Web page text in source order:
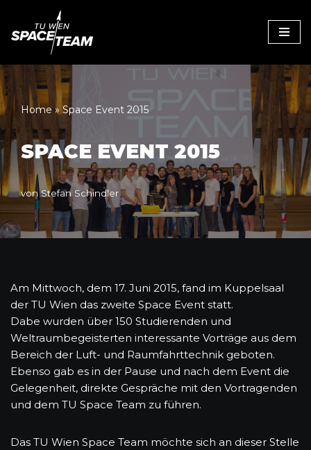
Zum
Home»Space Event 2015
SPACE EVENT 2015
vonStefan Schindler
Am Mittwoch, dem 17. Juni 2015, fand im Kuppelsaal
der TU Wien das zweite Space Event statt.
Dabe wurden über 150 Studierenden und
Weltraumbegeisterten interessante Vorträge aus dem
Bereich der Luft- und Raumfahrttechnik geboten.
Ebenso gab es in der Pause und nach dem Event die
Gelegenheit, direkte Gespräche mit den Vortragenden
und dem TU Space Team zu führen.
Das TU Wien Space Team möchte sich an dieser Stelle